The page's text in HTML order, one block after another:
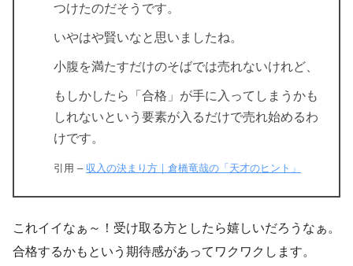
つけたのだそうです。
いやはや賢いなと思いましたね。
小腹を満たすだけのそばでは売れないけれど、
もしかしたら「合格」が手に入ってしまうかも
しれないという要素が入るだけで売れ始めるわ
けです。
引用 – 収入の決まり方｜倉橋竜哉の「天才のヒント」
これイイなぁ～！受け取る方としたら嬉しいだろうなぁ。
合格するかもという期待感があってワクワクします。